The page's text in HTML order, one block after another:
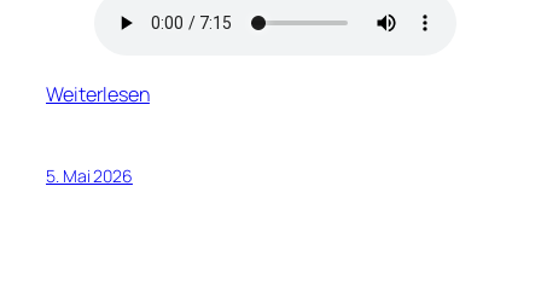
Weiterlesen
5. Mai 2026